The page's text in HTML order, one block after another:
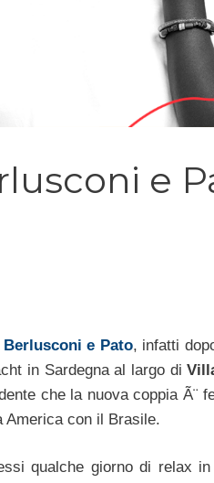
e
Berlusconi e Pato, infatti
in Sardegna al largo di
che la nuova coppia Ã¨
America con il Brasile.
qualche giorno di relax